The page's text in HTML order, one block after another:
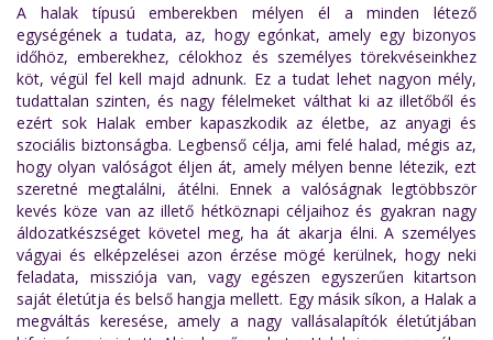
A halak típusú emberekben mélyen él a minden létező
egységének a tudata, az, hogy egónkat, amely egy bizonyos
időhöz, emberekhez, célokhoz és személyes törekvéseinkhez
köt, végül fel kell majd adnunk. Ez a tudat lehet nagyon mély,
tudattalan szinten, és nagy félelmeket válthat ki az illetőből és
ezért sok Halak ember kapaszkodik az életbe, az anyagi és
szociális biztonságba. Legbenső célja, ami felé halad, mégis az,
hogy olyan valóságot éljen át, amely mélyen benne létezik, ezt
szeretné megtalálni, átélni. Ennek a valóságnak legtöbbször
kevés köze van az illető hétköznapi céljaihoz és gyakran nagy
áldozatkészséget követel meg, ha át akarja élni. A személyes
vágyai és elképzelései azon érzése mögé kerülnek, hogy neki
feladata, missziója van, vagy egészen egyszerűen kitartson
saját életútja és belső hangja mellett. Egy másik síkon, a Halak a
megváltás keresése, amely a nagy vallásalapítók életútjában